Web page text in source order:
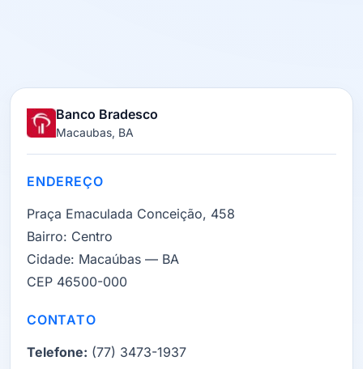
Banco Bradesco
Macaubas, BA
ENDEREÇO
Praça Emaculada Conceição, 458
Bairro: Centro
Cidade: Macaúbas — BA
CEP 46500-000
CONTATO
Telefone: (77) 3473-1937